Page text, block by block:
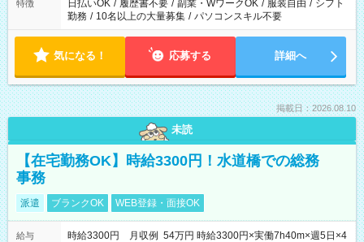
特徴 日払いOK / 履歴書不要 / 副業・WワークOK / 服装自由 / シフト
勤務 / 10名以上の大量募集 / パソコンスキル不要
気になる！ 応募する 詳細へ
掲載日：2026.08.10
未読
【在宅勤務OK】時給3300円！水道橋での総務
事務
派遣 ブランクOK WEB登録・面接OK
給与
時給3300円 月収例 54万円 時給3300円×実働7h40m×週5日×4